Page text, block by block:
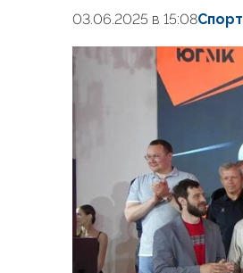
03.06.2025 в 15:08Спорт